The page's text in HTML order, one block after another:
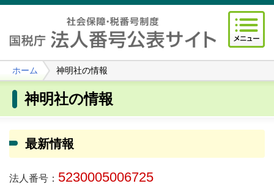
ホーム 神明社の情報
神明社の情報
最新情報
法人番号： 5230005006725